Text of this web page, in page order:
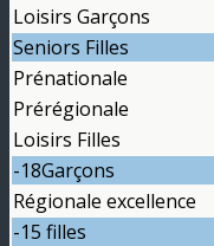
Loisirs Garçons
Seniors Filles
Prénationale
Prérégionale
Loisirs Filles
-18Garçons
Régionale excellence
-15 filles